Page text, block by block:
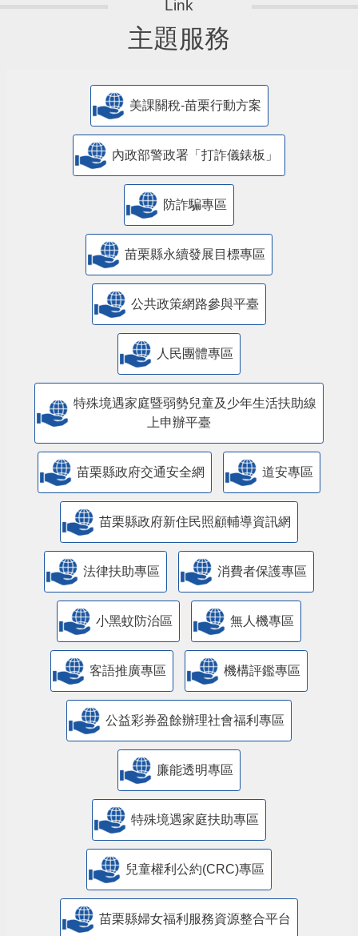
主題服務
美課關稅-苗栗行動方案
內政部警政署「打詐儀錶板」
防詐騙專區
苗栗縣永續發展目標專區
公共政策網路參與平臺
人民團體專區
特殊境遇家庭暨弱勢兒童及少年生活扶助線
上申辦平臺
苗栗縣政府交通安全網 道安專區
苗栗縣政府新住民照顧輔導資訊網
法律扶助專區 消費者保護專區
小黑蚊防治區 無人機專區
客語推廣專區 機構評鑑專區
公益彩券盈餘辦理社會福利專區
廉能透明專區
特殊境遇家庭扶助專區
兒童權利公約(CRC)專區
苗栗縣婦女福利服務資源整合平台